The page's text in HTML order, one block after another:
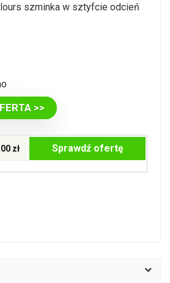
szminka w sztyfcie odcień
>>
zł Sprawdź ofertę